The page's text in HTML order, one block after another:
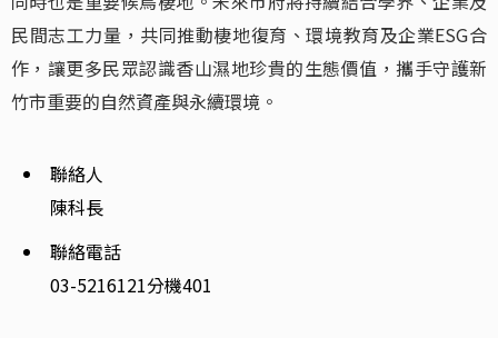
民間志工力量，共同推動棲地復育、環境教育及企業ESG合
作，讓更多民眾認識香山濕地珍貴的生態價值，攜手守護新
竹市重要的自然資產與永續環境。
聯絡人
陳科長
聯絡電話
03-5216121分機401